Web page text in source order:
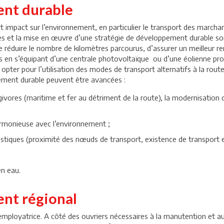
durable
sur l’environnement, en particulier le transport des
et la mise en œuvre d’une stratégie de développement durable
le nombre de kilomètres parcourus, d’assurer un meilleur
s’équipant d’une centrale photovoltaïque ou d’une éolienne
pour l’utilisation des modes de transport alternatifs à la
durable peuvent être avancées :
(maritime et fer au détriment de la route), la modernisation
avec l’environnement ;
(proximité des nœuds de transport, existence de transport
eau.
régional
A côté des ouvriers nécessaires à la manutention et